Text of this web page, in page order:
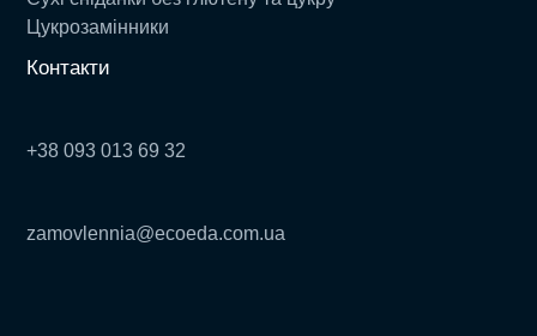
Цукрозамінники
Контакти
+38 093 013 69 32
zamovlennia@ecoeda.com.ua